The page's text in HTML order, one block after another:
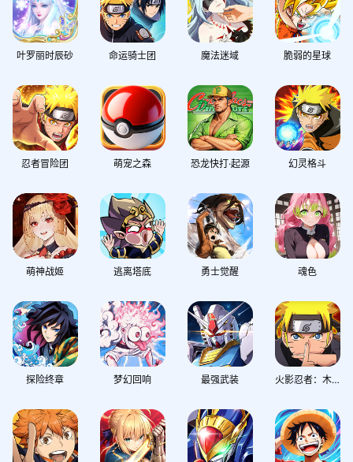
叶罗丽时辰砂 命运骑士团 魔法迷域 脆弱的星球
忍者冒险团 萌宠之森 恐龙快打·起源 幻灵格斗
萌神战姬 逃离塔底 勇士觉醒 魂色
探险终章 梦幻回响 最强武装 火影忍者：木叶高手